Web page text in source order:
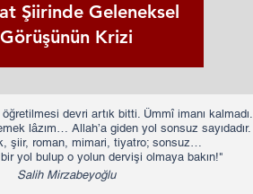
Şiirinde Geleneksel
Krizi
devri artık bitti. Ümmî imanı kalmadı.
lâzım… Allah’a giden yol sonsuz sayıdadır.
şiir, roman, mimari, tiyatro; sonsuz…
bir yol bulup o yolun dervişi olmaya bakın!"​​
Salih Mirzabeyoğlu